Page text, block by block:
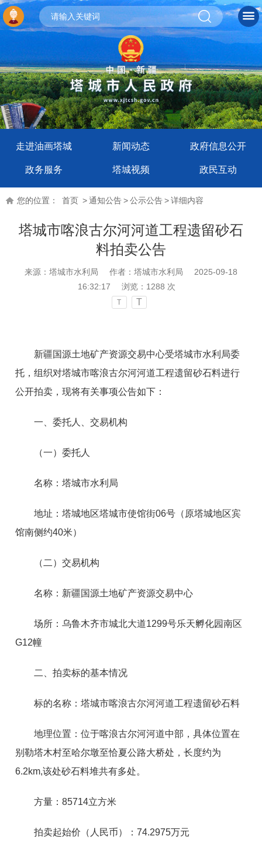
走进油画塔城 新闻动态 政府信息公开
政务服务 塔城视频 政民互动
您的位置： 首页 >通知公告>公示公告>详细内容
塔城市喀浪古尔河河道工程遗留砂石
料拍卖公告
来源：塔城市水利局 作者：塔城市水利局
2025-09-18
16:32:17
浏览： 1288 次
T T
新疆国源土地矿产资源交易中心受塔城市水利局委
托，组织对塔城市喀浪古尔河河道工程遗留砂石料进行
公开拍卖，现将有关事项公告如下：
一、委托人、交易机构
（一）委托人
名称：塔城市水利局
地址：塔城地区塔城市使馆街06号（原塔城地区宾
馆南侧约40米）
（二）交易机构
名称：新疆国源土地矿产资源交易中心
场所：乌鲁木齐市城北大道1299号乐天孵化园南区
G12幢
二、拍卖标的基本情况
标的名称：塔城市喀浪古尔河河道工程遗留砂石料
地理位置：位于喀浪古尔河河道中部，具体位置在
别勒塔木村至哈尔墩至恰夏公路大桥处，长度约为
6.2km,该处砂石料堆共有多处。
方量：85714立方米
拍卖起始价（人民币）：74.2975万元